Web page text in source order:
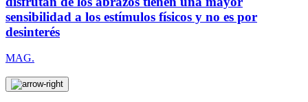
sensibilidad a los estímulos físicos y no es por
desinterés
MAG.